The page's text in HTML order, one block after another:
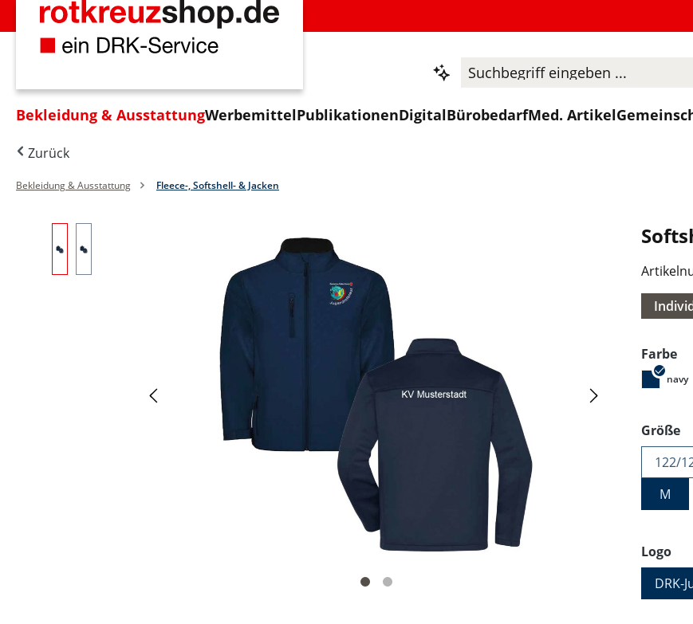
Hauptinhalt springen
Zur Suche springen
Zur Hauptnavigation springen
Bekleidung & AusstattungWerbemittelPublikationenDigitalBürobedarfMed. Artikel
Zurück
Bekleidung & Ausstattung Fleece-, Softshell- & Jacken
Farbe
navy
Größe
122/
M
Logo
DRK-